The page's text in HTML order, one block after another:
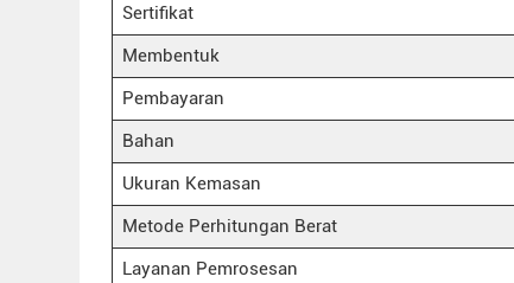
Sertifikat
Membentuk
Pembayaran
Bahan
Ukuran Kemasan
Metode Perhitungan Berat
Layanan Pemrosesan